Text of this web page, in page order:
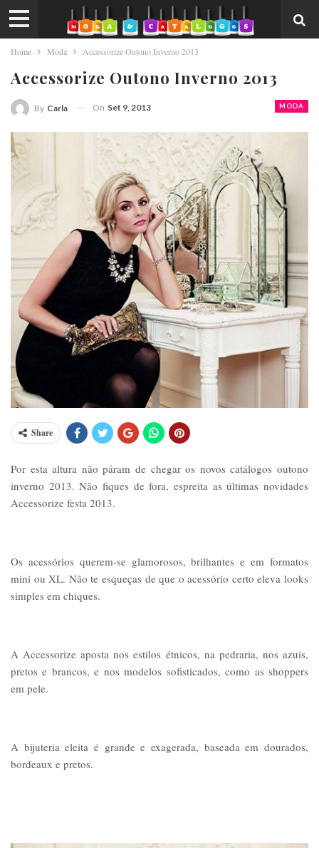
Home Moda Accessorize Outono Inverno 2013
Accessorize Outono Inverno 2013
MODA
By Carla On Set 9, 2013
Share
Por esta altura não páram de chegar os novos catálogos outono
inverno 2013. Não fiques de fora, espreita as últimas novidades
Accessorize festa 2013.
Os acessórios querem-se glamorosos, brilhantes e em formatos
mini ou XL. Não te esqueças de que o acessório certo eleva looks
simples em chiques.
A Accessorize aposta nos estilos étnicos, na pedraria, nos azuis,
pretos e brancos, e nos modelos sofisticados, como as shoppers
em pele.
A bijuteria eleita é grande e exagerada, baseada em dourados,
bordeaux e pretos.